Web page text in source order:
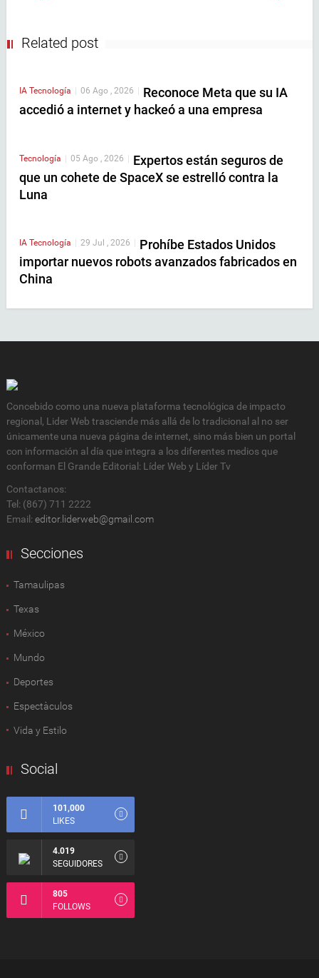
Related post
IA Tecnología 06 Ago , 2026
Reconoce Meta que su IA
accedió a internet y hackeó a una empresa
Tecnología | 05 Ago , 2026 | Expertos están seguros de
que un cohete de SpaceX se estrelló contra la
Luna
IA Tecnología 29 Jul , 2026
Prohíbe Estados Unidos
importar nuevos robots avanzados fabricados en
China
Concebido como una nueva plataforma tecnológica de impacto
regional, Lider Web trasciende más allá de lo tradicional al no ser
únicamente una nueva página de internet, sino más bien un portal
con información al día que integra a los diferentes medios que
conforman El Grande Editorial: Líder Web y Líder Tv
Contactanos:
Tel: (867) 711 2222
Email: editor.liderweb@gmail.com
Secciones
Tamaulipas
Texas
México
Mundo
Deportes
Espectàculos
Vida y Estilo
Social
101,000
LIKES
4.019
SEGUIDORES
805
FOLLOWS